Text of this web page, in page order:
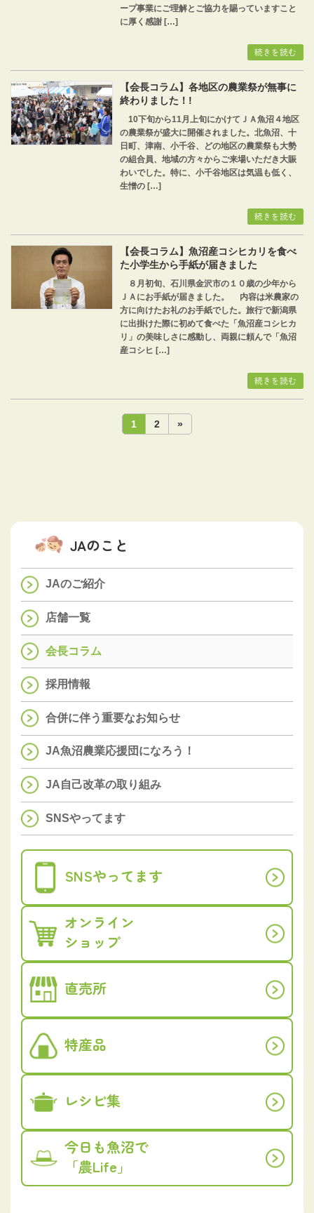
ープ事業にご理解とご協力を賜っていますこと
に厚く感謝 […]
続きを読む
【会長コラム】各地区の農業祭が無事に
終わりました！!
10下旬から11月上旬にかけてＪＡ魚沼４地区
の農業祭が盛大に開催されました。北魚沼、十
日町、津南、小千谷、どの地区の農業祭も大勢
の組合員、地域の方々からご来場いただき大賑
わいでした。特に、小千谷地区は気温も低く、
生憎の […]
続きを読む
【会長コラム】魚沼産コシヒカリを食べ
た小学生から手紙が届きました
８月初旬、石川県金沢市の１０歳の少年から
ＪＡにお手紙が届きました。 内容は米農家の
方に向けたお礼のお手紙でした。旅行で新潟県
に出掛けた際に初めて食べた「魚沼産コシヒカ
リ」の美味しさに感動し、両親に頼んで「魚沼
産コシヒ […]
続きを読む
シ
固
定
1
固
定
2 »
JAのこと
JAのご紹介
店舗一覧
会長コラム
採用情報
合併に伴う重要なお知らせ
JA魚沼農業応援団になろう！
JA自己改革の取り組み
SNSやってます
SNSやってます
オンライン
ショップ
直売所
特産品
レシピ集
今日も魚沼で
「農Life」